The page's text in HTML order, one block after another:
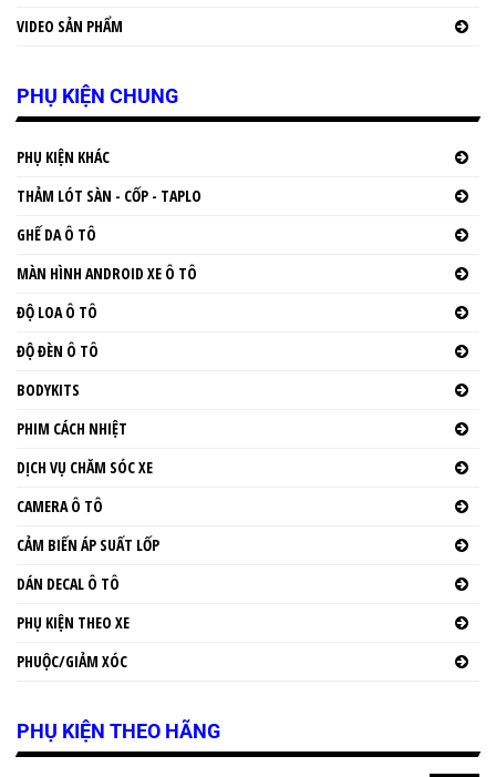
VIDEO SẢN PHẨM
PHỤ KIỆN CHUNG
PHỤ KIỆN KHÁC
THẢM LÓT SÀN - CỐP - TAPLO
GHẾ DA Ô TÔ
MÀN HÌNH ANDROID XE Ô TÔ
ĐỘ LOA Ô TÔ
ĐỘ ĐÈN Ô TÔ
BODYKITS
PHIM CÁCH NHIỆT
DỊCH VỤ CHĂM SÓC XE
CAMERA Ô TÔ
CẢM BIẾN ÁP SUẤT LỐP
DÁN DECAL Ô TÔ
PHỤ KIỆN THEO XE
PHUỘC/GIẢM XÓC
PHỤ KIỆN THEO HÃNG